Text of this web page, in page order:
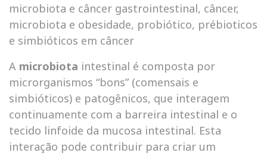
microbiota e câncer gastrointestinal, câncer,
microbiota e obesidade, probiótico, prébioticos
e simbióticos em câncer
A microbiota intestinal é composta por
microrganismos “bons” (comensais e
simbióticos) e patogênicos, que interagem
continuamente com a barreira intestinal e o
tecido linfoide da mucosa intestinal. Esta
interação pode contribuir para criar um